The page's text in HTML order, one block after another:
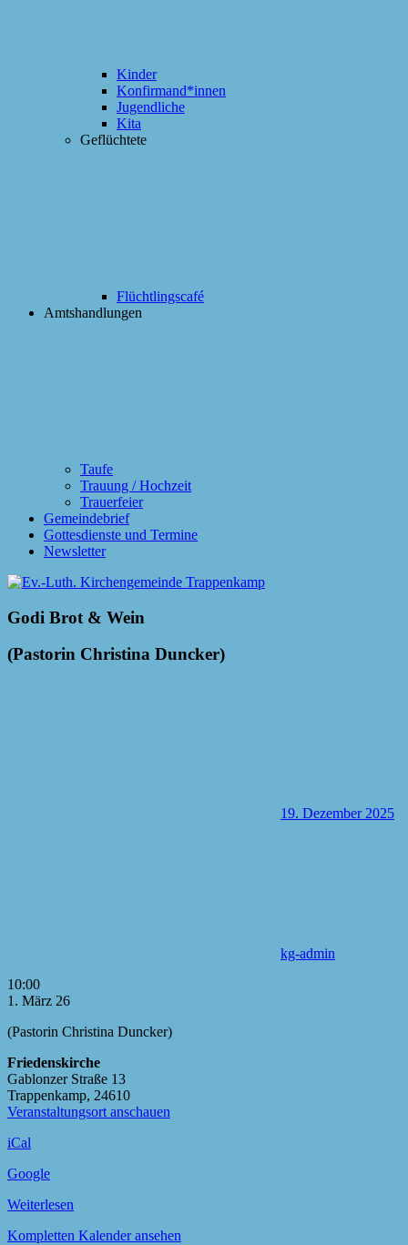
Kinder
Konfirmand*innen
Jugendliche
Kita
Geflüchtete
Flüchtlingscafé
Amtshandlungen
Taufe
Trauung / Hochzeit
Trauerfeier
Gemeindebrief
Gottesdienste und Termine
Newsletter
Godi Brot & Wein
(Pastorin Christina Duncker)
19. Dezember 2025
kg-admin
Godi
Brot
Wein
Christina
Duncker)
10:00
1. März 26
(Pastorin Christina Duncker)
Friedenskirche
Gablonzer Straße 13
Trappenkamp, 24610
Veranstaltungsort anschauen
iCal
Google
Weiterlesen
Kompletten Kalender ansehen